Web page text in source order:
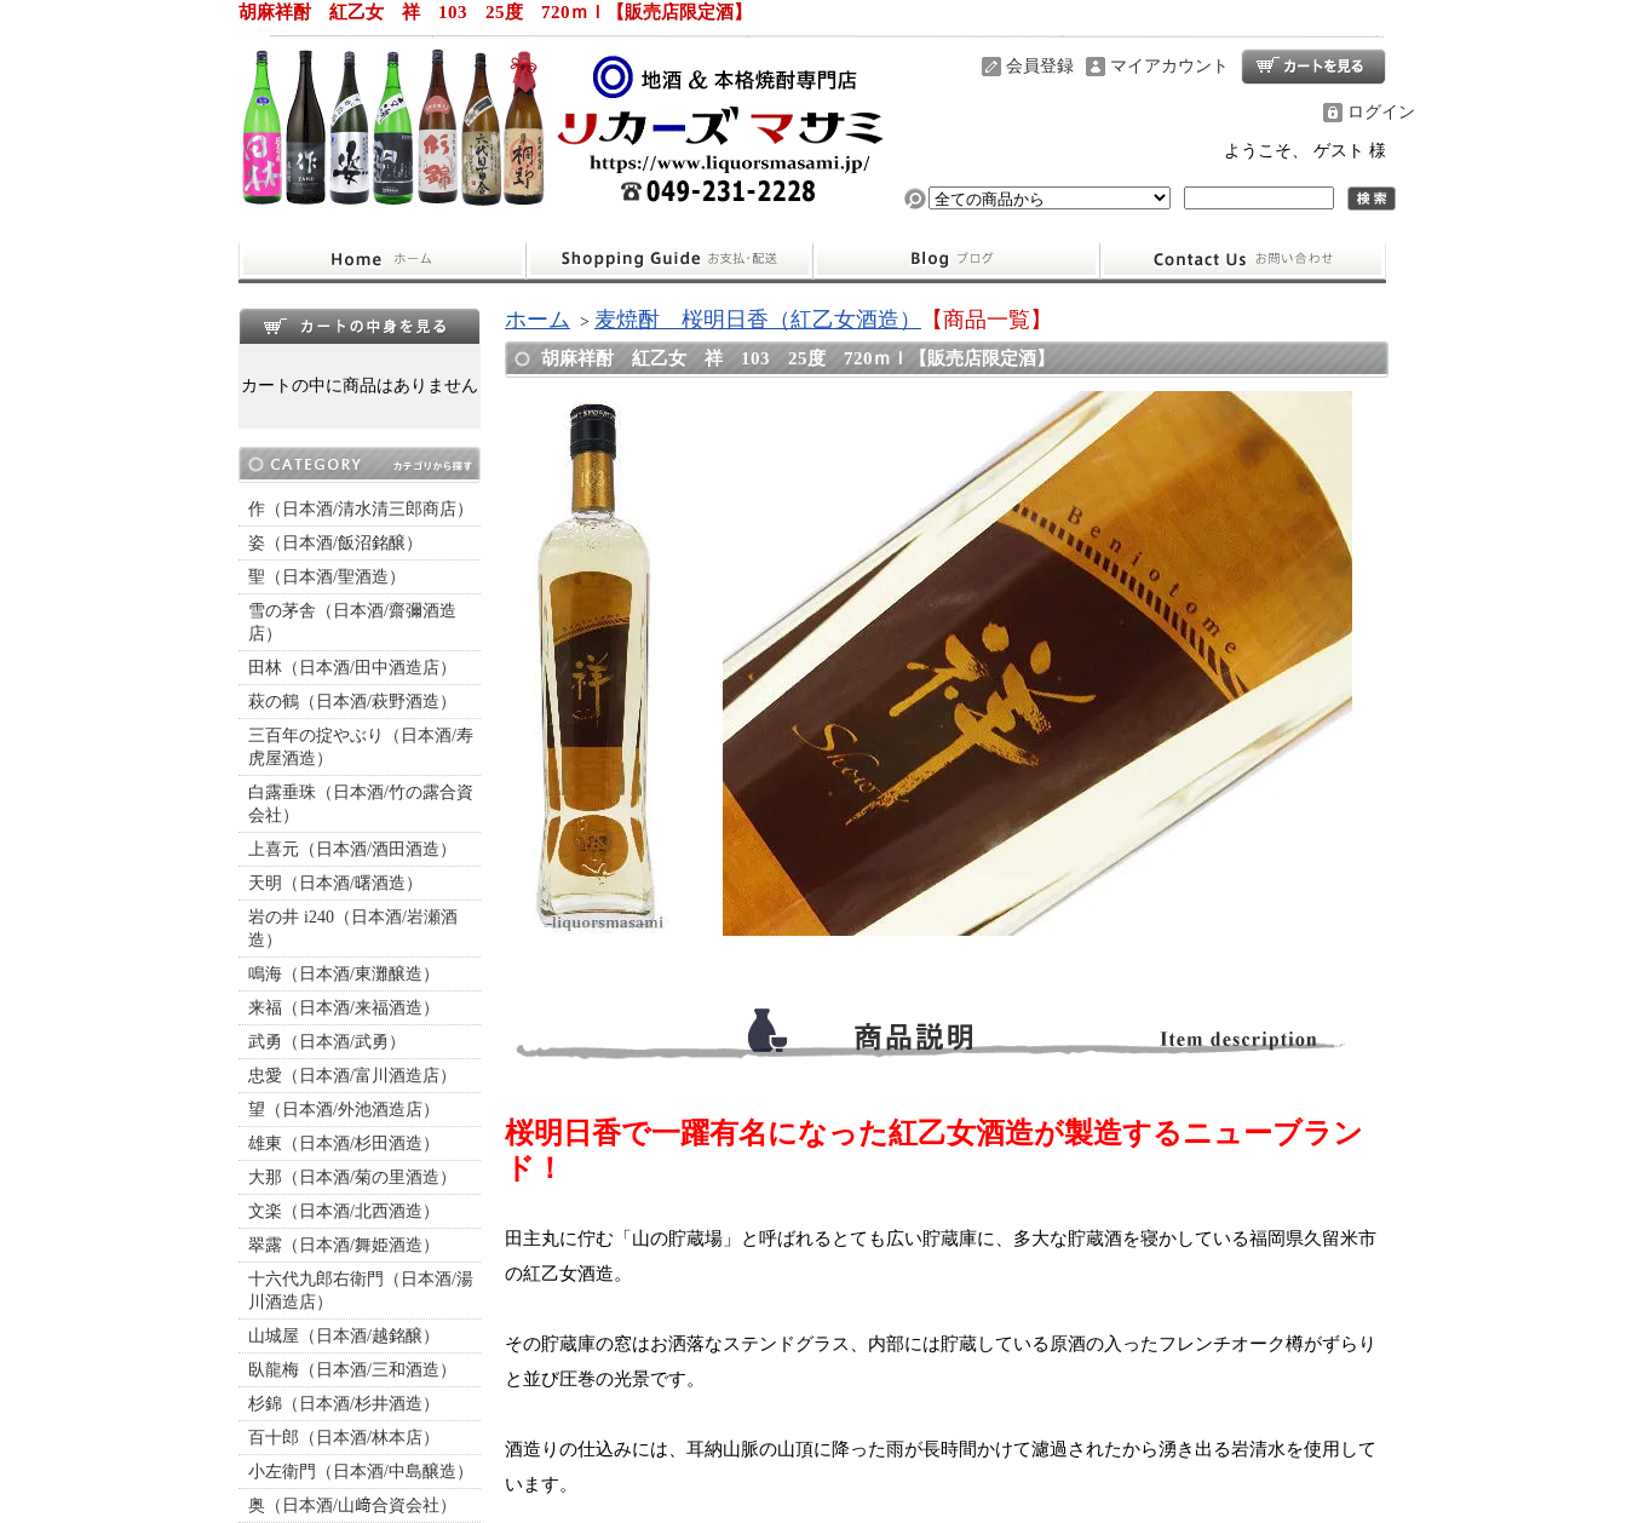
胡麻祥酎 紅乙女 祥 103 25度 720ｍｌ【販売店限定酒】
マイアカウント
会員登録
ログイン
ようこそ、 ゲスト 様
カートの中に商品はありません
作（日本酒/清水清三郎商店）
姿（日本酒/飯沼銘醸）
聖（日本酒/聖酒造）
雪の茅舎（日本酒/齋彌酒造
店）
田林（日本酒/田中酒造店）
萩の鶴（日本酒/萩野酒造）
三百年の掟やぶり（日本酒/寿
虎屋酒造）
白露垂珠（日本酒/竹の露合資
会社）
上喜元（日本酒/酒田酒造）
天明（日本酒/曙酒造）
岩の井 i240（日本酒/岩瀬酒
造）
鳴海（日本酒/東灘醸造）
来福（日本酒/来福酒造）
武勇（日本酒/武勇）
忠愛（日本酒/富川酒造店）
望（日本酒/外池酒造店）
雄東（日本酒/杉田酒造）
大那（日本酒/菊の里酒造）
文楽（日本酒/北西酒造）
翠露（日本酒/舞姫酒造）
十六代九郎右衛門（日本酒/湯
川酒造店）
山城屋（日本酒/越銘醸）
臥龍梅（日本酒/三和酒造）
杉錦（日本酒/杉井酒造）
百十郎（日本酒/林本店）
小左衛門（日本酒/中島醸造）
奥（日本酒/山﨑合資会社）
ホーム > 麦焼酎 桜明日香（紅乙女酒造） 【商品一覧】
胡麻祥酎 紅乙女 祥 103 25度 720ｍｌ【販売店限定酒】
桜明日香で一躍有名になった紅乙女酒造が製造するニューブラン
ド！
田主丸に佇む「山の貯蔵場」と呼ばれるとても広い貯蔵庫に、多大な貯蔵酒を寝かしている福岡県久留米市
の紅乙女酒造。
その貯蔵庫の窓はお洒落なステンドグラス、内部には貯蔵している原酒の入ったフレンチオーク樽がずらり
と並び圧巻の光景です。
酒造りの仕込みには、耳納山脈の山頂に降った雨が長時間かけて濾過されたから湧き出る岩清水を使用して
います。